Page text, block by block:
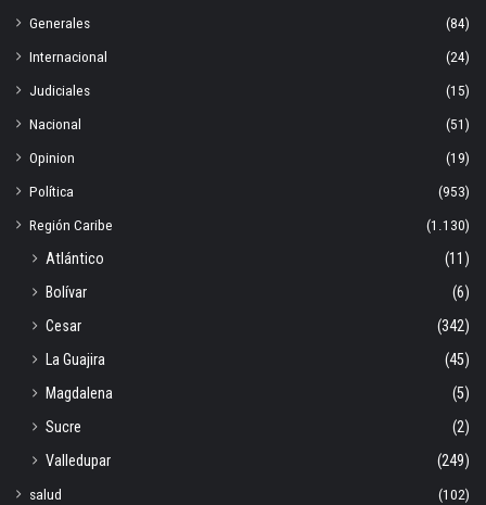
Generales
(84)
Internacional
(24)
Judiciales
(15)
Nacional
(51)
Opinion
(19)
Política
(953)
Región Caribe
(1.130)
Atlántico
(11)
Bolívar
(6)
Cesar
(342)
La Guajira
(45)
Magdalena
(5)
Sucre
(2)
Valledupar
(249)
salud
(102)